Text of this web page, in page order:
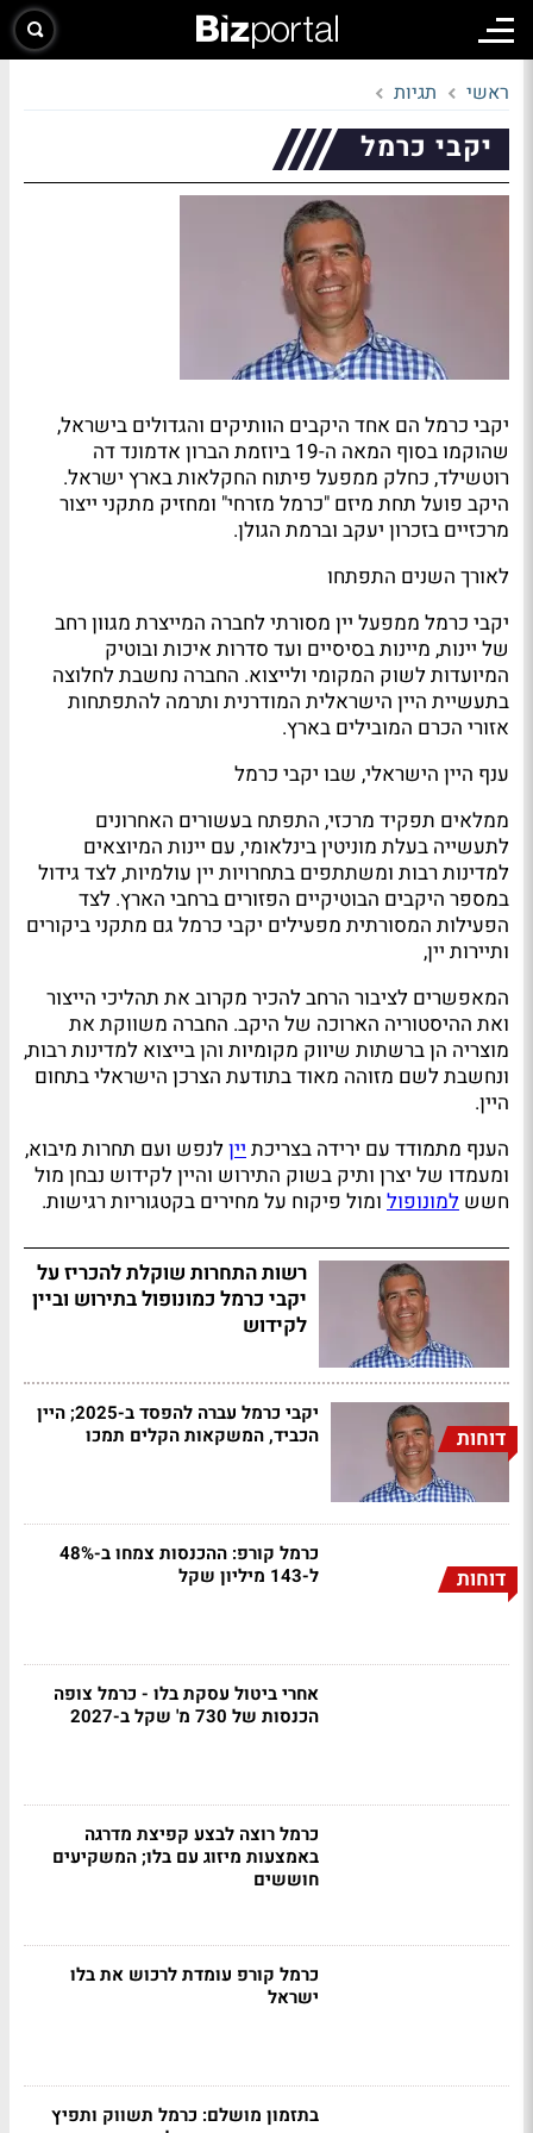
ראשי תגיות
יקבי כרמל
יקבי כרמל הם אחד היקבים הוותיקים והגדולים בישראל,
שהוקמו בסוף המאה ה-19 ביוזמת הברון אדמונד דה
רוטשילד, כחלק ממפעל פיתוח החקלאות בארץ ישראל.
היקב פועל תחת מיזם "כרמל מזרחי" ומחזיק מתקני ייצור
מרכזיים בזכרון יעקב וברמת הגולן.
לאורך השנים התפתחו
יקבי כרמל ממפעל יין מסורתי לחברה המייצרת מגוון רחב
של יינות, מיינות בסיסיים ועד סדרות איכות ובוטיק
המיועדות לשוק המקומי ולייצוא. החברה נחשבת לחלוצה
בתעשיית היין הישראלית המודרנית ותרמה להתפתחות
אזורי הכרם המובילים בארץ.
ענף היין הישראלי, שבו יקבי כרמל
ממלאים תפקיד מרכזי, התפתח בעשורים האחרונים
לתעשייה בעלת מוניטין בינלאומי, עם יינות המיוצאים
למדינות רבות ומשתתפים בתחרויות יין עולמיות, לצד גידול
במספר היקבים הבוטיקיים הפזורים ברחבי הארץ. לצד
הפעילות המסורתית מפעילים יקבי כרמל גם מתקני ביקורים
ותיירות יין,
המאפשרים לציבור הרחב להכיר מקרוב את תהליכי הייצור
ואת ההיסטוריה הארוכה של היקב. החברה משווקת את
מוצריה הן ברשתות שיווק מקומיות והן בייצוא למדינות רבות,
ונחשבת לשם מזוהה מאוד בתודעת הצרכן הישראלי בתחום
היין.
הענף מתמודד עם ירידה בצריכתייןלנפש ועם תחרות מיבוא,
ומעמדו של יצרן ותיק בשוק התירוש והיין לקידוש נבחן מול
חשש למונופול ומול פיקוח על מחירים בקטגוריות רגישות.
רשות התחרות שוקלת להכריז על
יקבי כרמל כמונופול בתירוש וביין
לקידוש
דוחות
יקבי כרמל עברה להפסד ב-2025; היין
הכביד, המשקאות הקלים תמכו
דוחות
כרמל קורפ: ההכנסות צמחו ב-48%
ל-143 מיליון שקל
אחרי ביטול עסקת בלו - כרמל צופה
הכנסות של 730 מ' שקל ב-2027
כרמל רוצה לבצע קפיצת מדרגה
באמצעות מיזוג עם בלו; המשקיעים
חוששים
כרמל קורפ עומדת לרכוש את בלו
ישראל
בתזמון מושלם: כרמל תשווק ותפיץ